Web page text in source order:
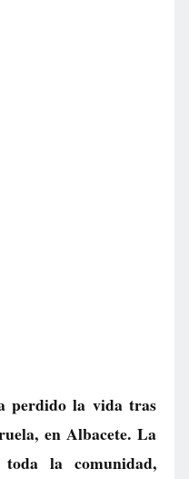
perdido la vida tras
en Albacete. La
la comunidad,